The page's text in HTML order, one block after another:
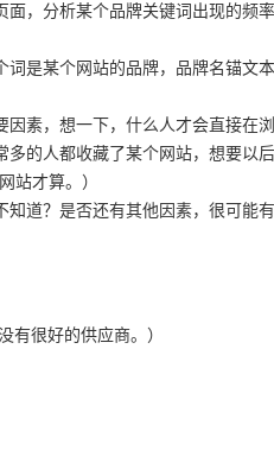
，分析某个品牌关键词出现的频
是某个网站的品牌，品牌名锚文
素，想一下，什么人才会直接在
的人都收藏了某个网站，想要以
站才算。）
道？是否还有其他因素，很可能有
有很好的供应商。）